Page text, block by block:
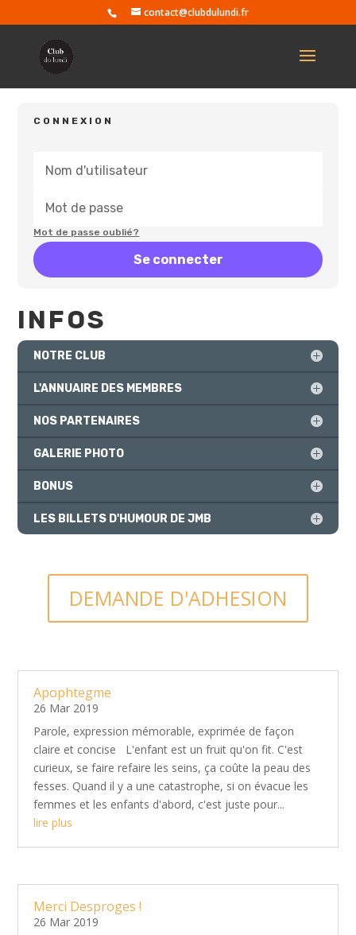
contact@clubdulundi.fr
CONNEXION
Mot de passe oublié?
Se connecter
INFOS
NOTRE CLUB
L'ANNUAIRE DES MEMBRES
NOS PARTENAIRES
GALERIE PHOTO
BONUS
LES BILLETS D'HUMOUR DE JMB
DEMANDE D'ADHESION
Apophtegme
26 Mar 2019
Parole, expression mémorable, exprimée de façon
claire et concise L'enfant est un fruit qu'on fit. C'est
curieux, se faire refaire les seins, ça coûte la peau des
fesses. Quand il y a une catastrophe, si on évacue les
femmes et les enfants d'abord, c'est juste pour...
lire plus
Merci Desproges !
26 Mar 2019